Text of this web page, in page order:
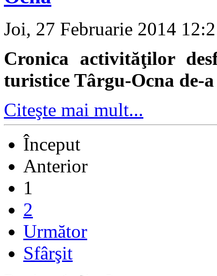
Joi, 27 Februarie 2014
Cronica activităţilor
turistice Târgu-Ocna de-
Citeşte mai mult...
Început
Anterior
1
2
Următor
Sfârşit